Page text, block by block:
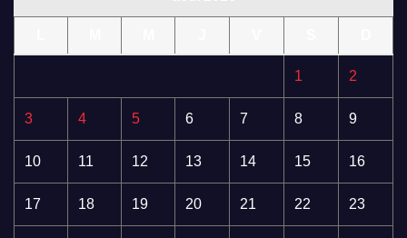
1 2
3 4 5 6 7 8 9
10 11 12 13 14 15 16
17 18 19 20 21 22 23